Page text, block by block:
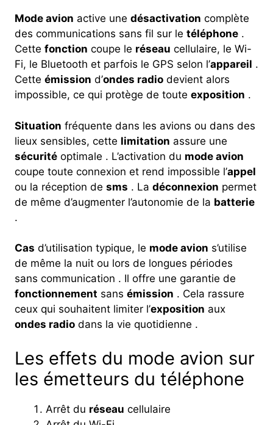
Mode avion active une désactivation complète
des communications sans fil sur le téléphone .
Cette fonction coupe le réseau cellulaire, le Wi-
Fi, le Bluetooth et parfois le GPS selon l’appareil .
Cette émission d’ondes radio devient alors
impossible, ce qui protège de toute exposition .
Situation fréquente dans les avions ou dans des
lieux sensibles, cette limitation assure une
sécurité optimale . L’activation du mode avion
coupe toute connexion et rend impossible l’appel
ou la réception de sms . La déconnexion permet
de même d’augmenter l’autonomie de la batterie
.
Cas d’utilisation typique, le mode avion s’utilise
de même la nuit ou lors de longues périodes
sans communication . Il offre une garantie de
fonctionnement sans émission . Cela rassure
ceux qui souhaitent limiter l’exposition aux
ondes radio dans la vie quotidienne .
Les effets du mode avion sur
les émetteurs du téléphone
Arrêt du réseau cellulaire